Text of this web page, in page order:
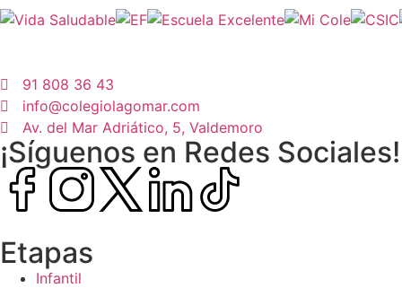
91 808 36 43
info@colegiolagomar.com
Av. del Mar Adriático, 5, Valdemoro
¡Síguenos en Redes Sociales!
Etapas
Infantil